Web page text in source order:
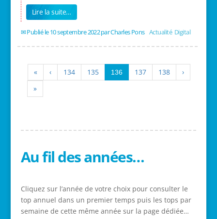
Lire la suite…
10 septembre 2022/ Charles Pons/Actualité, Digital
« ‹ 134 135 136 137 138
›
»
Au fil des années…
Cliquez sur l’année de votre choix pour consulter le
top annuel dans un premier temps puis les tops par
semaine de cette même année sur la page dédiée…